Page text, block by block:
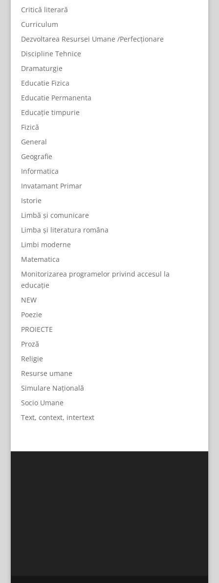
Critică literară
Curriculum
Dezvoltarea Resursei Umane /Perfecționare
Discipline Tehnice
Dramaturgie
Educatie Fizica
Educatie Permanenta
Educație timpurie
Fizică
General
Geografie
Informatica
Invatamant Primar
Istorie
Limbă și comunicare
Limba și literatura româna
Limbi moderne
Matematica
Monitorizarea programelor privind accesul la
educație
NEW
Poezie
PROIECTE
Proză
Religie
Resurse umane
Simulare Națională
Socio Umane
Text, context, intertext